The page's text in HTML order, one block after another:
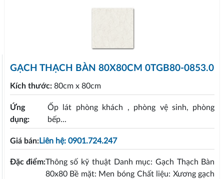
GẠCH THẠCH BÀN 80X80CM 0TGB80-0853.0
Kích thước: 80cm x 80cm
Ứng
dụng:
Ốp lát phòng khách , phòng vệ sinh, phòng
bếp...
Giá bán:Liên hệ: 0901.724.247
Đặc điểm:Thông số kỹ thuật Danh mục: Gạch Thạch Bàn
80x80 Bề mặt: Men bóng Chất liệu: Xương gạch